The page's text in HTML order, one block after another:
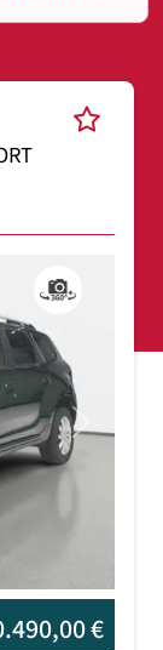
Next
€